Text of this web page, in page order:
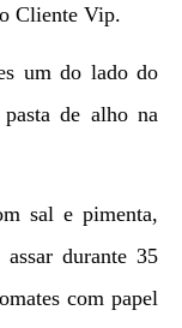
Cliente Vip.
um do lado do
de alho na
sal e pimenta,
durante 35
com papel